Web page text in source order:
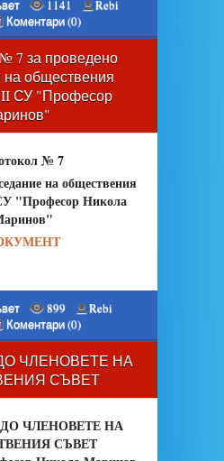
1141
Rebi
Коментари (0)
7 за проведено
на обществения
II СУ "Професор
№ 7
на обществения
"Професор Никола
899
Rebi
Коментари (0)
ЧЛЕНОВЕТЕ НА
СЪВЕТ
ЧЛЕНОВЕТЕ НА
СЪВЕТ